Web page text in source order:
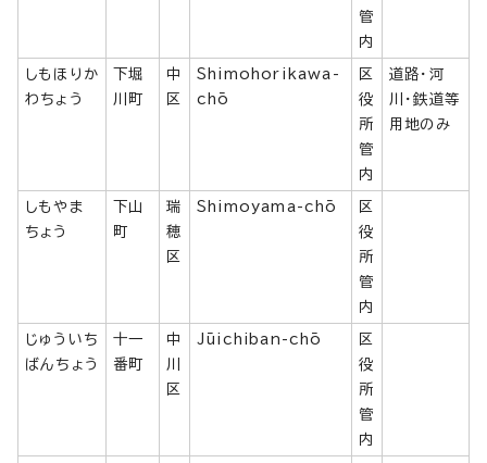
管
内
しもほりか
わちょう
下堀
川町
中
区
Shimohorikawa-
chō
区
役
所
管
内
道路・河
川・鉄道等
用地のみ
しもやま
ちょう
下山
町
瑞
穂
区
Shimoyama-chō
区
役
所
管
内
じゅういち
ばんちょう
十一
番町
中
川
区
Jūichiban-chō
区
役
所
管
内